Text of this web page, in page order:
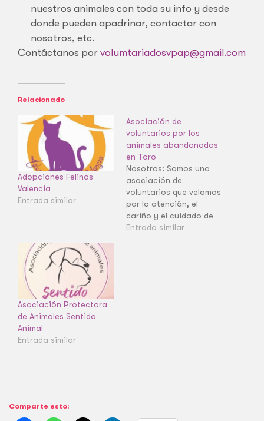
nuestros animales con toda su info y desde
donde pueden apadrinar, contactar con
nosotros, etc.
Contáctanos porvolumtariadosvpap@gmail.com
Relacionado
Adopciones Felinas
Valencia
Entrada similar
Asociación de
voluntarios por los
animales abandonados
en Toro
Nosotros: Somos una
asociación de
voluntarios que velamos
por la atención, el
cariño y el cuidado de
los animales
Entrada similar
Asociación Protectora
de Animales Sentido
Animal
Entrada similar
Comparte esto: